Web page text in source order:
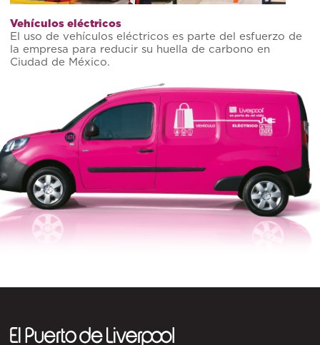
Vehículos eléctricos
El uso de vehículos eléctricos es parte del esfuerzo de
la empresa para reducir su huella de carbono en
Ciudad de México.